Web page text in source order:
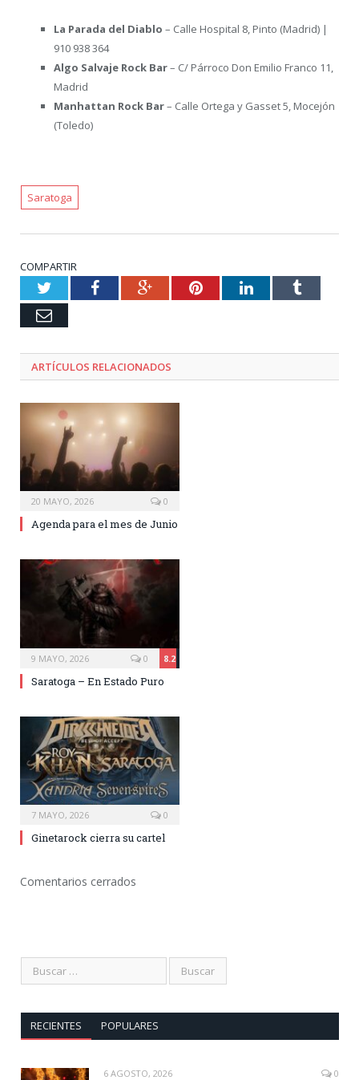
La Parada del Diablo – Calle Hospital 8, Pinto (Madrid) |
910 938 364
Algo Salvaje Rock Bar– C/ Párroco Don Emilio Franco 11,
Madrid
Manhattan Rock Bar– Calle Ortega y Gasset 5, Mocejón
(Toledo)
Saratoga
COMPARTIR
TwitterFacebookGoogle+PinterestLinkedInTumblr
Email
ARTÍCULOS RELACIONADOS
20 MAYO, 2026 0
Agenda para el mes de Junio
9 MAYO, 2026 8.2
0
Saratoga – En Estado Puro
7 MAYO, 2026 0
Ginetarock cierra su cartel
Comentarios cerrados
RECIENTES POPULARES
6 AGOSTO, 2026 0